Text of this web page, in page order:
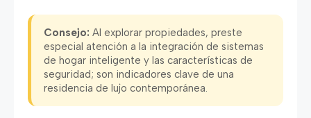
Consejo: Al explorar propiedades, preste
especial atención a la integración de sistemas
de hogar inteligente y las características de
seguridad; son indicadores clave de una
residencia de lujo contemporánea.